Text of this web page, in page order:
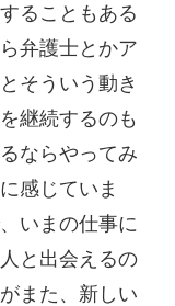
ることもある
弁護士とかア
そういう動き
継続するのも
ならやってみ
感じていま
いまの仕事に
と出会えるの
また、新しい